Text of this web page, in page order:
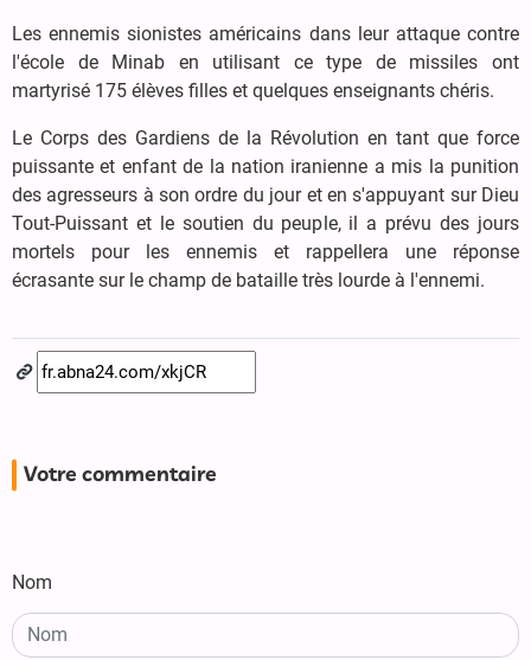
Les ennemis sionistes américains dans leur attaque contre
l'école de Minab en utilisant ce type de missiles ont
martyrisé 175 élèves filles et quelques enseignants chéris.
Le Corps des Gardiens de la Révolution en tant que force
puissante et enfant de la nation iranienne a mis la punition
des agresseurs à son ordre du jour et en s'appuyant sur Dieu
Tout-Puissant et le soutien du peuple, il a prévu des jours
mortels pour les ennemis et rappellera une réponse
écrasante sur le champ de bataille très lourde à l'ennemi.
Votre commentaire
Nom